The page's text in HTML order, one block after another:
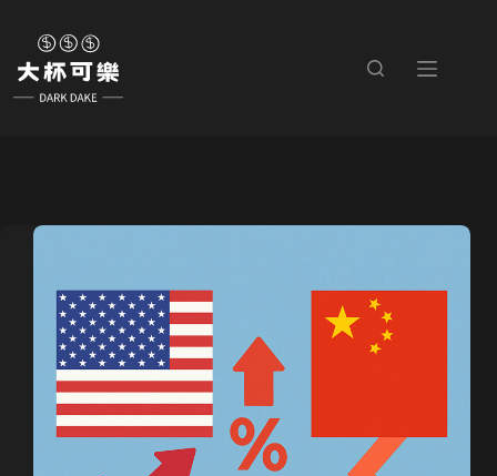
要